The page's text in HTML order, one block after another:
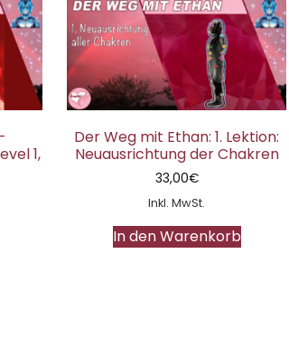
1,
Der Weg mit Ethan: 1. Lektion:
Neuausrichtung der Chakren
33,00€
Inkl. MwSt.
In den Warenkorb